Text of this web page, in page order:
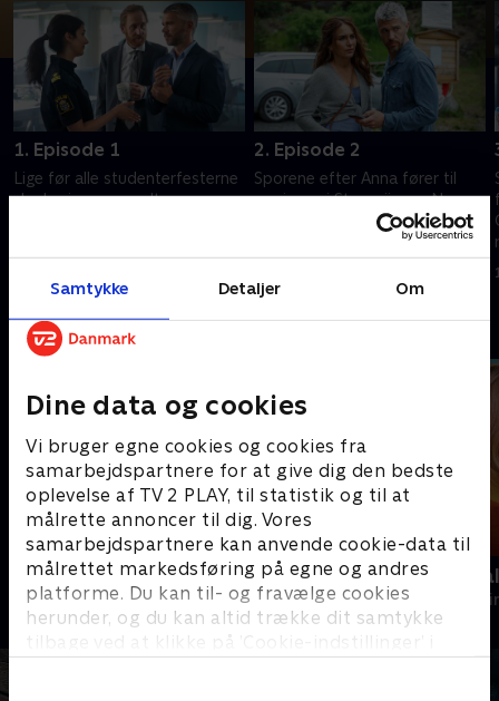
Samtykke Detaljer Om
Dine data og cookies
Vi bruger egne cookies og cookies fra
samarbejdspartnere for at give dig den bedste
oplevelse af TV 2 PLAY, til statistik og til at
målrette annoncer til dig. Vores
samarbejdspartnere kan anvende cookie-data til
målrettet markedsføring på egne og andres
platforme. Du kan til- og fravælge cookies
herunder, og du kan altid trække dit samtykke
tilbage ved at klikke på ’Cookie-indstillinger’ i
1. Episode 1
Lige før alle studenterfesterne
skydes i gang, modtager
af et nyt kemisk stof
2. Episode 2
Sporene efter Anna fører til
marinaen i Stavsnäs, og Nora
sætter jagten ind på Annas
Andre så også
Maria Wern
Krimi & Spænding • 3 sæsoner
Mord på
Krimi &